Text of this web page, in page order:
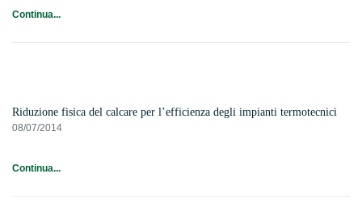
Continua...
Riduzione fisica del calcare per l’efficienza degli impianti termotecnici
08/07/2014
Continua...